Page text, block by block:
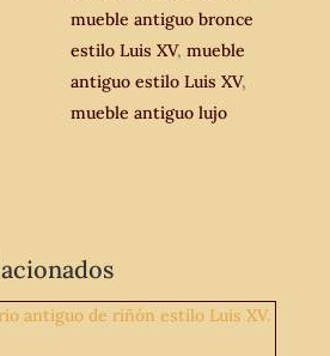
mueble antiguo bronce
estilo Luis XV,mueble
antiguo estilo Luis XV,
mueble antiguo lujo